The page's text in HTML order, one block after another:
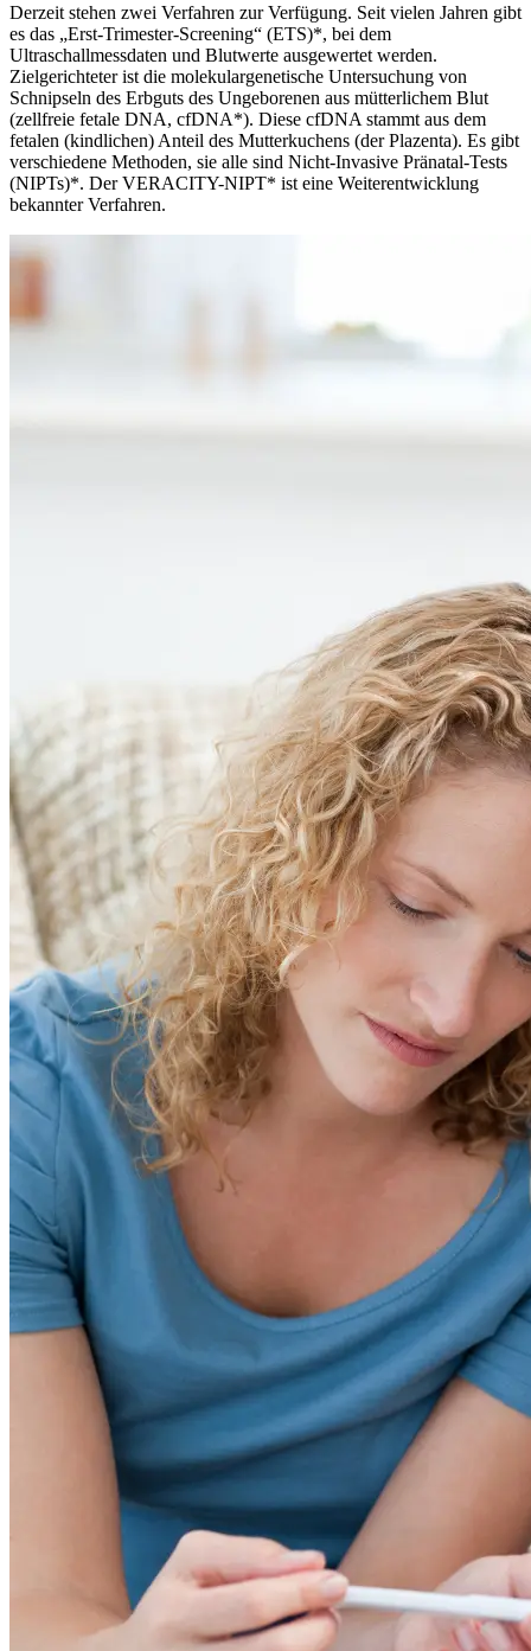
Derzeit stehen zwei Verfahren zur Verfügung. Seit vielen Jahren gibt
es das „Erst-Trimester-Screening“ (ETS)*, bei dem
Ultraschallmessdaten und Blutwerte ausgewertet werden.
Zielgerichteter ist die molekulargenetische Untersuchung von
Schnipseln des Erbguts des Ungeborenen aus mütterlichem Blut
(zellfreie fetale DNA, cfDNA*). Diese cfDNA stammt aus dem
fetalen (kindlichen) Anteil des Mutterkuchens (der Plazenta). Es gibt
verschiedene Methoden, sie alle sind Nicht-Invasive Pränatal-Tests
(NIPTs)*. Der VERACITY-NIPT* ist eine Weiterentwicklung
bekannter Verfahren.